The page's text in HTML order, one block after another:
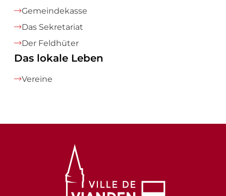
Gemeindekasse
Das Sekretariat
Der Feldhüter
Das lokale Leben
Vereine